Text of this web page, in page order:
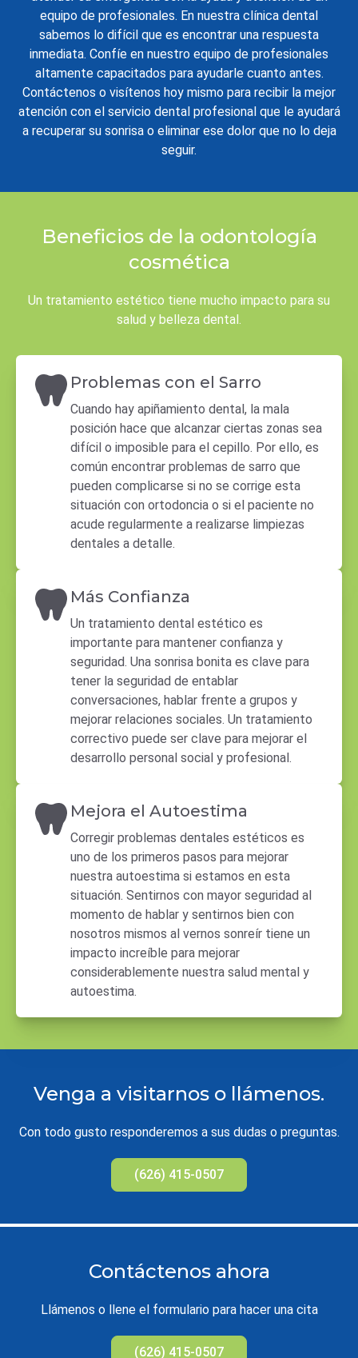
equipo de profesionales. En nuestra clínica dental
sabemos lo difícil que es encontrar una respuesta
inmediata. Confíe en nuestro equipo de profesionales
altamente capacitados para ayudarle cuanto antes.
Contáctenos o visítenos hoy mismo para recibir la mejor
atención con el servicio dental profesional que le ayudará
a recuperar su sonrisa o eliminar ese dolor que no lo deja
seguir.
Beneficios de la odontología
cosmética
Un tratamiento estético tiene mucho impacto para su
salud y belleza dental.
Problemas con el Sarro
Cuando hay apiñamiento dental, la mala
posición hace que alcanzar ciertas zonas sea
difícil o imposible para el cepillo. Por ello, es
común encontrar problemas de sarro que
pueden complicarse si no se corrige esta
situación con ortodoncia o si el paciente no
acude regularmente a realizarse limpiezas
dentales a detalle.
Más Confianza
Un tratamiento dental estético es
importante para mantener confianza y
seguridad. Una sonrisa bonita es clave para
tener la seguridad de entablar
conversaciones, hablar frente a grupos y
mejorar relaciones sociales. Un tratamiento
correctivo puede ser clave para mejorar el
desarrollo personal social y profesional.
Mejora el Autoestima
Corregir problemas dentales estéticos es
uno de los primeros pasos para mejorar
nuestra autoestima si estamos en esta
situación. Sentirnos con mayor seguridad al
momento de hablar y sentirnos bien con
nosotros mismos al vernos sonreír tiene un
impacto increíble para mejorar
considerablemente nuestra salud mental y
autoestima.
Venga a visitarnos o llámenos.
Con todo gusto responderemos a sus dudas o preguntas.
(626) 415-0507
Contáctenos ahora
Llámenos o llene el formulario para hacer una cita
(626) 415-0507